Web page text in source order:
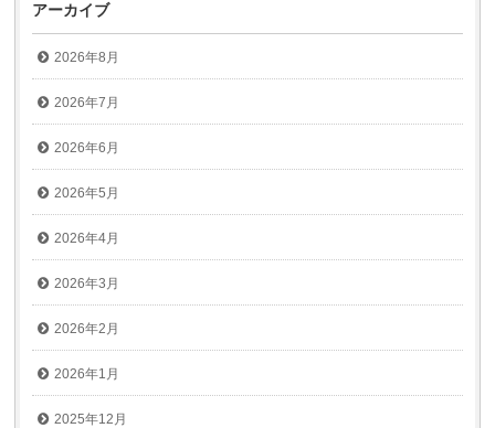
アーカイブ
2026年8月
2026年7月
2026年6月
2026年5月
2026年4月
2026年3月
2026年2月
2026年1月
2025年12月